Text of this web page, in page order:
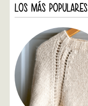
LOS MÁS POPULARES